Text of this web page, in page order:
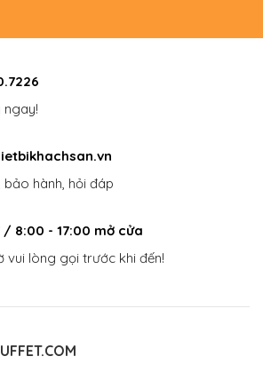
bảo hành, hỏi đáp
/ 8:00 - 17:00 mở cửa
vui lòng gọi trước khi đến!